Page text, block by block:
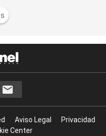
Aviso Legal
Privacidad
Center